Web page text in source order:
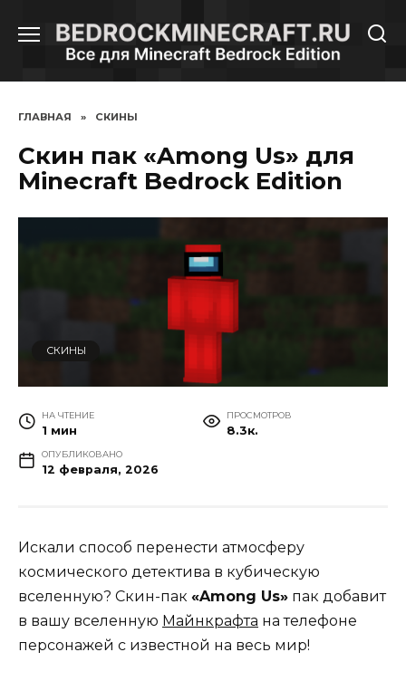
содержанию
ГЛАВНАЯ » СКИНЫ
Cкин пак «Among Us» для
Minecraft Bedrock Edition
СКИНЫ
НА ЧТЕНИЕ
1 мин
ПРОСМОТРОВ
8.3к.
ОПУБЛИКОВАНО
12 февраля, 2026
Искали способ перенести атмосферу
космического детектива в кубическую
вселенную? Cкин-пак «Among Us» пак добавит
в вашу вселенную Майнкрафта на телефоне
персонажей с известной на весь мир!